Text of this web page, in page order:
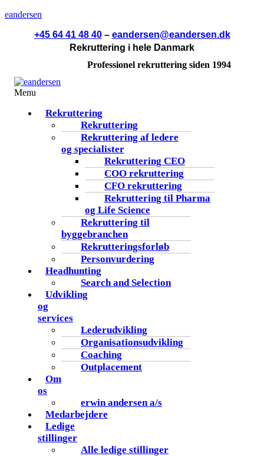
eandersen
+45 64 41 48 40– eandersen@eandersen.dk
Rekruttering i hele Danmark
Professionel rekruttering siden 1994
Menu
Rekruttering
Rekruttering
Rekruttering af ledere
og specialister
Rekruttering CEO
COO rekruttering
CFO rekruttering
Rekruttering til Pharma
og Life Science
Rekruttering til
byggebranchen
Rekrutteringsforløb
Personvurdering
Headhunting
Search and Selection
Udvikling
og
services
Lederudvikling
Organisationsudvikling
Coaching
Outplacement
Om
os
erwin andersen a/s
Medarbejdere
Ledige
stillinger
Alle ledige stillinger